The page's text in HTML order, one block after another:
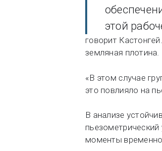
этой
говорит
земляная плотина.
«В этом случае
это повлияло на
В анализе
моменты